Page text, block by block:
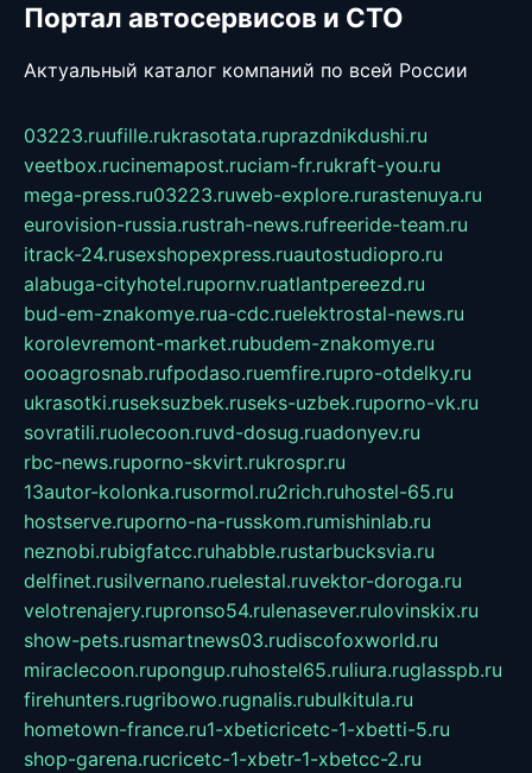
Портал автосервисов и СТО
Актуальный каталог компаний по всей России
03223.ruufille.rukrasotata.ruprazdnikdushi.ru
veetbox.rucinemapost.ruciam-fr.rukraft-you.ru
mega-press.ru03223.ruweb-explore.rurastenuya.ru
eurovision-russia.rustrah-news.rufreeride-team.ru
itrack-24.rusexshopexpress.ruautostudiopro.ru
alabuga-cityhotel.rupornv.ruatlantpereezd.ru
bud-em-znakomye.rua-cdc.ruelektrostal-news.ru
korolevremont-market.rubudem-znakomye.ru
oooagrosnab.rufpodaso.ruemfire.rupro-otdelky.ru
ukrasotki.ruseksuzbek.ruseks-uzbek.ruporno-vk.ru
sovratili.ruolecoon.ruvd-dosug.ruadonyev.ru
rbc-news.ruporno-skvirt.rukrospr.ru
13autor-kolonka.rusormol.ru2rich.ruhostel-65.ru
hostserve.ruporno-na-russkom.rumishinlab.ru
neznobi.rubigfatcc.ruhabble.rustarbucksvia.ru
delfinet.rusilvernano.ruelestal.ruvektor-doroga.ru
velotrenajery.rupronso54.rulenasever.rulovinskix.ru
show-pets.rusmartnews03.rudiscofoxworld.ru
miraclecoon.rupongup.ruhostel65.ruliura.ruglasspb.ru
firehunters.rugribowo.rugnalis.rubulkitula.ru
hometown-france.ru1-xbeticricetc-1-xbetti-5.ru
shop-garena.rucricetc-1-xbetr-1-xbetcc-2.ru